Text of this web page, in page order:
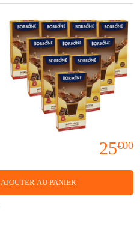
25€00
AJOUTER AU PANIER